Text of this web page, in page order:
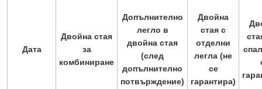
Дата
Двойна стая
за
комбиниране
Допълнително
легло в
двойна стая
(след
допълнително
потвърждение)
Двойна
стая с
отделни
легла (не
се
гарантира)